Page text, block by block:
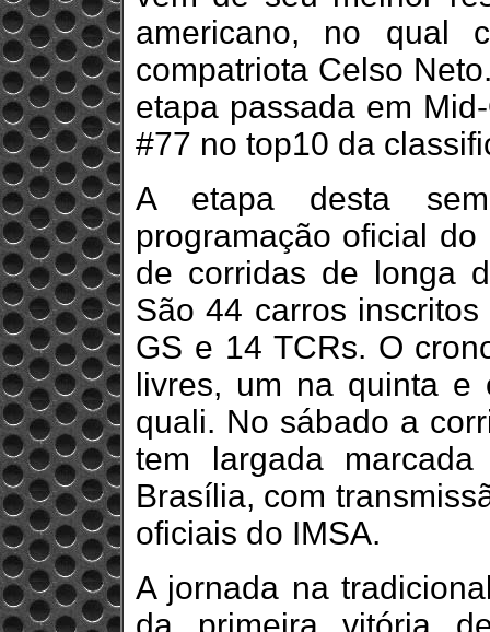
americano, no qual
compatriota Celso
etapa passada em
#77 no top10 da
A etapa desta
programação oficial
de corridas de longa
São 44 carros
GS e 14 TCRs. O
livres, um na quinta e
quali. No sábado a
tem largada
Brasília, com
oficiais do IMSA.
A jornada na